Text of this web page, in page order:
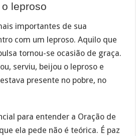
leproso
importantes de sua
com um leproso. Aquilo que
tornou-se ocasião de graça.
serviu, beijou o leproso e
presente no pobre, no
para entender a Oração de
ela pede não é teórica. É paz